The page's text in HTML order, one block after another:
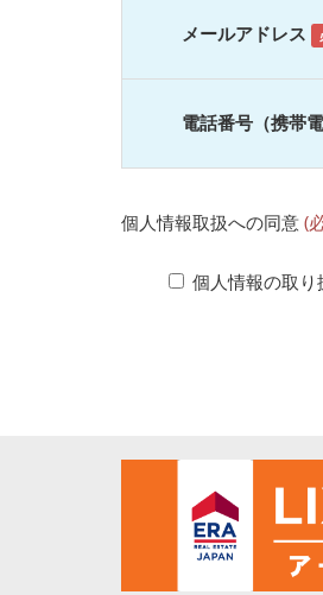
メールアドレス
電話番号（携帯
個人情報取扱への同意 (
個人情報の取り